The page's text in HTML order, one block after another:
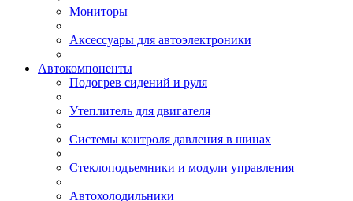
Мониторы
Аксессуары для автоэлектроники
Автокомпоненты
Подогрев сидений и руля
Утеплитель для двигателя
Системы контроля давления в шинах
Стеклоподъемники и модули управления
Автохолодильники